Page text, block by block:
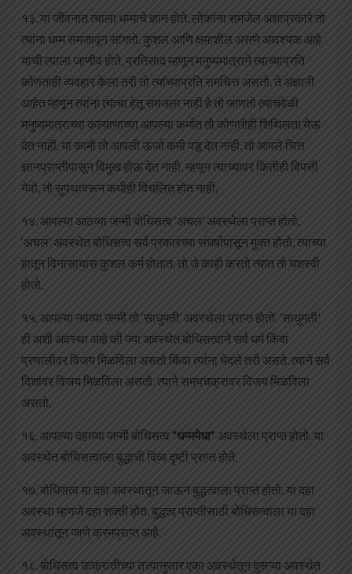
१३. या जीवनात त्याला धम्माचे ज्ञान होते. लोकांना समजेल अशाप्रकारे तो
त्यांना धम्म समजावून सांगतो. कुशल आणि क्षमाशील असणे आवश्यक आहे
याची त्याला जाणीव होते. प्रतिसाद म्हणून मनुष्यमात्राने त्याच्याप्रति
कोणताही व्यवहार केला तरी तो त्यांच्याप्रति समचित्त असतो. ते अज्ञानी
आहेत म्हणून त्यांना त्याचा हेतू समजला नाही हे तो जाणतो त्याचवेळी
मनुष्यमात्राच्या कल्याणाच्या आपल्या कर्मात तो कोणतीही शिथिलता येऊ
देत नाही. या कामी तो आपली ऊर्जा कमी पडू देत नाही. तो आपले चित्त
ज्ञानप्राप्तीपासून विमुख होऊ देत नाही. म्हणून त्याच्यावर कितीही विपत्ती
येवो, तो सुपथावरून कधीही विचलित होत नाही.
१४. आपल्या आठव्या जन्मी बोधिसत्व ‘अचल’ अवस्थेला प्राप्त होतो.
‘अचल’ अवस्थेत बोधिसत्व सर्व प्रकारच्या संघर्षापासून मुक्त होतो. त्याच्या
हातून विनासायास कुशल कर्म होतात. तो जे काही करतो त्यात तो यशस्वी
होतो.
१५. आपल्या नवव्या जन्मी तो ‘साधुमती’ अवस्थेला प्राप्त होतो. ‘साधुमती’
ही अशी अवस्था आहे की ज्या अवस्थेत बोधिसत्वाने सर्व धर्म किंवा
प्रणालीवर विजय मिळविला असतो किंवा त्यांना भेदले तरी असते. त्याने सर्व
दिशांवर विजय मिळविला असतो. त्याने समयचक्रावर विजय मिळविला
असतो.
१६. आपल्या दहाव्या जन्मी बोधिसत्व “धम्ममेधा” अवस्थेला प्राप्त होतो. या
अवस्थेत बोधिसत्वाला बुद्धाची दिव्य दृष्टी प्राप्त होते.
१७. बोधिसत्व या दहा अवस्थातून जाऊन बुद्धत्वाला प्राप्त होतो. या दहा
अवस्था म्हणजे दहा शक्ती होत. बुद्धत्व प्राप्तीसाठी बोधिसत्वाला या दहा
अवस्थांतून जाणे क्रमप्राप्त आहे.
१८. बोधिसत्व उत्क्रांतीच्या तत्त्वानुसार एका अवस्थेतून दुसऱ्या अवस्थेत